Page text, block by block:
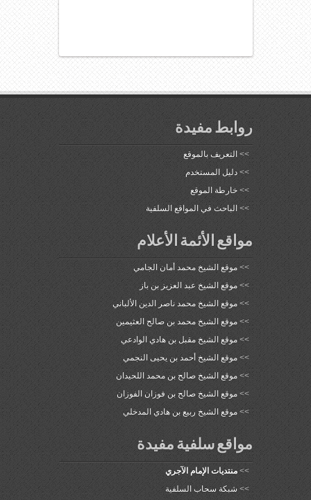
روابط مفيدة
>> التعريف بالموقع
>>دليل المستخدم
>>خارطة الموقع
>> الباحث في المواقع السلفية
مواقع الأئمة الأعلام
>>موقع الشيخ محمد أمان الجامي
>>موقع الشيخ عبد العزيز بن باز
>>موقع الشيخ محمد ناصر الدين الألباني
>>موقع الشيخ محمد بن صالح العثيمين
>>موقع الشيخ مقبل بن هادي الوادعي
>>موقع الشيخ أحمد بن يحيى النجمي
>>موقع الشيخ صالح بن محمد اللحيدان
>>موقع الشيخ صالح بن فوزان الفوزان
>>موقع الشيخ ربيع بن هادي المدخلي
مواقع سلفية مفيدة
>>منتديات الإمام الآجري
>> شبكة سحاب السلفية